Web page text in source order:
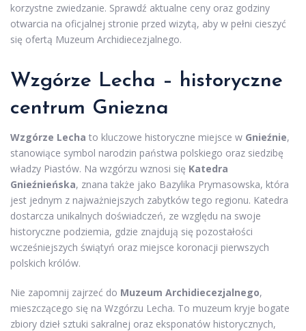
korzystne zwiedzanie. Sprawdź aktualne ceny oraz godziny
otwarcia na oficjalnej stronie przed wizytą, aby w pełni cieszyć
się ofertą Muzeum Archidiecezjalnego.
Wzgórze Lecha – historyczne
centrum Gniezna
Wzgórze Lecha to kluczowe historyczne miejsce w Gnieźnie,
stanowiące symbol narodzin państwa polskiego oraz siedzibę
władzy Piastów. Na wzgórzu wznosi się Katedra
Gnieźnieńska, znana także jako Bazylika Prymasowska, która
jest jednym z najważniejszych zabytków tego regionu. Katedra
dostarcza unikalnych doświadczeń, ze względu na swoje
historyczne podziemia, gdzie znajdują się pozostałości
wcześniejszych świątyń oraz miejsce koronacji pierwszych
polskich królów.
Nie zapomnij zajrzeć do Muzeum Archidiecezjalnego,
mieszczącego się na Wzgórzu Lecha. To muzeum kryje bogate
zbiory dzieł sztuki sakralnej oraz eksponatów historycznych,